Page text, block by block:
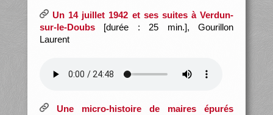
Un 14 juillet 1942 et ses suites à Verdun-
sur-le-Doubs[durée : 25 min.], Gourillon
Laurent
Une micro-histoire de maires épurés